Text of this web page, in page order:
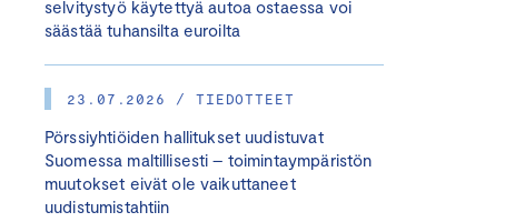
selvitystyö käytettyä autoa ostaessa voi
säästää tuhansilta euroilta
23.07.2026 / TIEDOTTEET
Pörssiyhtiöiden hallitukset uudistuvat
Suomessa maltillisesti – toimintaympäristön
muutokset eivät ole vaikuttaneet
uudistumistahtiin